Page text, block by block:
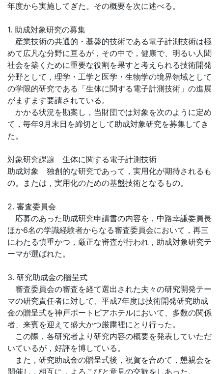
年度から実施してぎた。その概要を次に述べる。
1. 助成対象研究の募集
産業技術の共通的・基盤的技術である電子計測技術は極
めて広凡な分野に亘るが，その中で，健康で、明るい人聞
社会を築くために重要な役割を果すと考えられる技術開発
分野として，理学・工学と医学・生物学の境界領域として
の学限的研究である「生体に関する電子計測技術」の進展
がますます要請されている。
かかる状況を勘案し，当財団では対象を次のように定め
て，毎年9月末日を締切として助成対象研究を募集してき
た。
対象研究課題 生体に関する電子計測技術
助成対象 独創的な研究であって，実用化が期待されるも
の。または，実用化のための基盤技術となるもの。
2. 審査委員会
応募のあった助成研究申請書の内容を，中路幸謙委員長
ほか6名の学識経験者からなる審査委員会において，再三
にわたる慎重かつ，厳正な審査が行われ，助成対象研究テ
ーマが選ばれた。
3. 研究助成金の贈呈式
審査委員会の審査を経て選出された夫々の研究開発テー
マの研究責任者に対して、平成7年度は技術開発研究助成
金の贈呈式を神戸ポートピアホテルにおいて、多数の関係
者、来賓を迎えて盛大かつ厳粛裡にとり行った。
この際，各研究者より研究内容の概要を発表していただ
いているが，好評を博している。
また，研究助成金の贈呈式後，祝賀を合めて，懇親会を
開催し，相互に，よろこびと意見の交歓をしあった。